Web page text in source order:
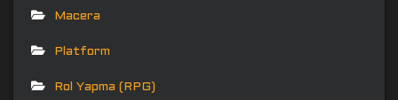
Macera
Platform
Rol Yapma (RPG)